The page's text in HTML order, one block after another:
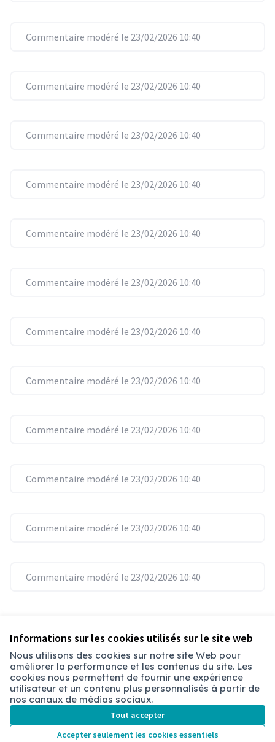
Informations sur les cookies utilisés sur le site web
Nous utilisons des cookies sur notre site Web pour
améliorer la performance et les contenus du site. Les
cookies nous permettent de fournir une expérience
utilisateur et un contenu plus personnalisés à partir de
nos canaux de médias sociaux.
Tout accepter
Accepter seulement les cookies essentiels
Commentaire modéré le 23/02/2026 10:40
Commentaire modéré le 23/02/2026 10:40
Commentaire modéré le 23/02/2026 10:40
Commentaire modéré le 23/02/2026 10:40
Commentaire modéré le 23/02/2026 10:40
Commentaire modéré le 23/02/2026 10:40
Commentaire modéré le 23/02/2026 10:40
Commentaire modéré le 23/02/2026 10:40
Commentaire modéré le 23/02/2026 10:40
Commentaire modéré le 23/02/2026 10:40
Commentaire modéré le 23/02/2026 10:40
Commentaire modéré le 23/02/2026 10:40
Vérifiez l'empreinte numérique
Conditions d'utilisation
Paramètres des cookies
Chambéry sur X
(Lien externe)
Chambéry sur Facebook
Chambéry sur Instagram